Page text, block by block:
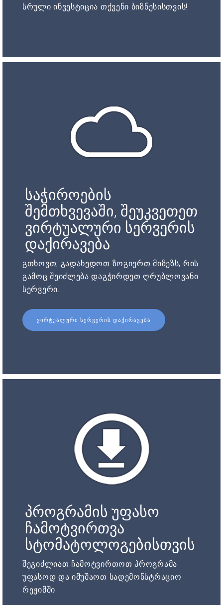
სრული ინვესტიცია თქვენი ბიზნესისთვის!
საჭიროების
შემთხვევაში, შეუკვეთეთ
ვირტუალური სერვერის
დაქირავება
გთხოვთ, გადახედოთ ზოგიერთ მიზეზს, რის
გამოც შეიძლება დაგჭირდეთ ღრუბლოვანი
სერვერი.
ᲕᲘᲠᲢᲣᲐᲚᲣᲠᲘ ᲡᲔᲠᲕᲔᲠᲘᲡ ᲓᲐᲥᲘᲠᲐᲕᲔᲑᲐ
პროგრამის უფასო
ჩამოტვირთვა
სტომატოლოგებისთვის
შეგიძლიათ ჩამოტვირთოთ პროგრამა
უფასოდ და იმუშაოთ სადემონსტრაციო
რეჟიმში